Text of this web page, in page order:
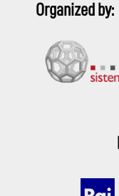
Organized by: